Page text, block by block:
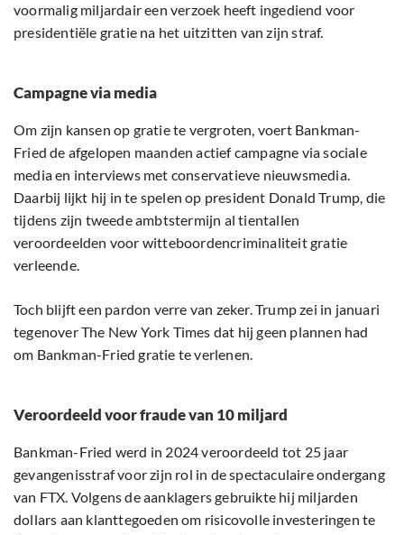
voormalig miljardair een verzoek heeft ingediend voor
presidentiële gratie na het uitzitten van zijn straf.
Campagne via media
Om zijn kansen op gratie te vergroten, voert Bankman-
Fried de afgelopen maanden actief campagne via sociale
media en interviews met conservatieve nieuwsmedia.
Daarbij lijkt hij in te spelen op president Donald Trump, die
tijdens zijn tweede ambtstermijn al tientallen
veroordeelden voor witteboordencriminaliteit gratie
verleende.
Toch blijft een pardon verre van zeker. Trump zei in januari
tegenover The New York Times dat hij geen plannen had
om Bankman-Fried gratie te verlenen.
Veroordeeld voor fraude van 10 miljard
Bankman-Fried werd in 2024 veroordeeld tot 25 jaar
gevangenisstraf voor zijn rol in de spectaculaire ondergang
van FTX. Volgens de aanklagers gebruikte hij miljarden
dollars aan klanttegoeden om risicovolle investeringen te